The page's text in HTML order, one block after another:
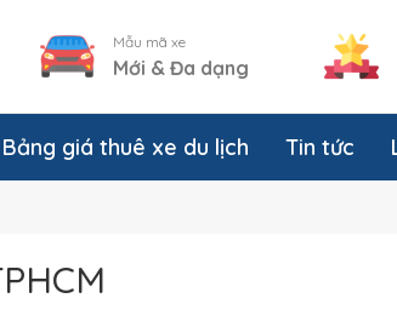
Mẫu mã xe
Mới & Đa dạng
Bảng giá thuê xe du lịch Tin tức